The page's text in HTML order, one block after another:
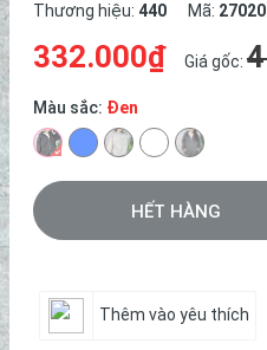
Thương hiệu: 440 Mã:
332.000₫ Giá gốc:
Màu sắc: Đen
HẾT HÀNG
Thêm vào yêu thích